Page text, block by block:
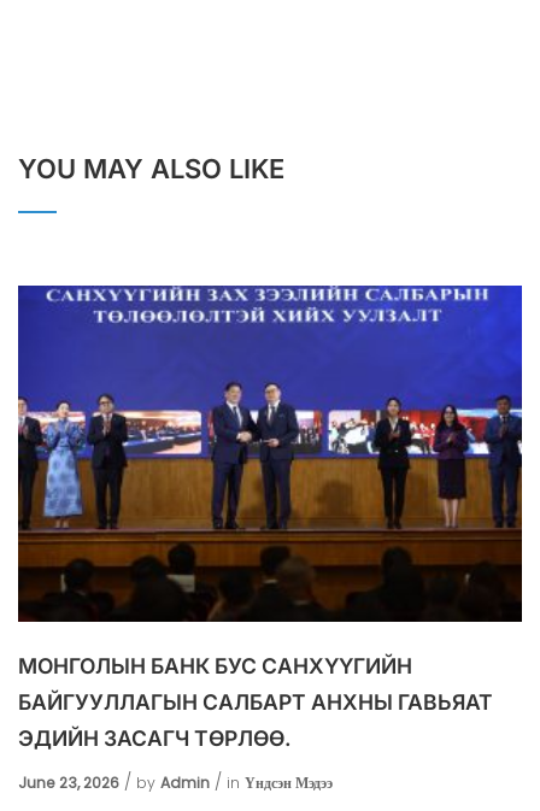
YOU MAY ALSO LIKE
МОНГОЛЫН БАНК БУС САНХҮҮГИЙН
БАЙГУУЛЛАГЫН САЛБАРТ АНХНЫ ГАВЬЯАТ
ЭДИЙН ЗАСАГЧ ТӨРЛӨӨ.
June 23, 2026 by Admin in Үндсэн Мэдээ